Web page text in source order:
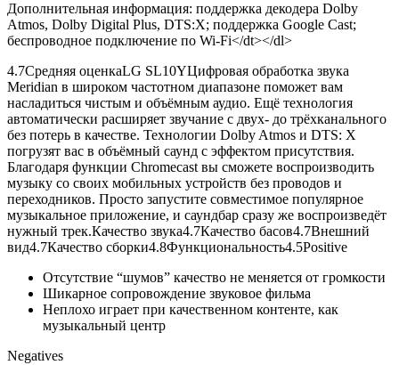
Дополнительная информация: поддержка декодера Dolby
Atmos, Dolby Digital Plus, DTS:X; поддержка Google Cast;
беспроводное подключение по Wi-Fi</dt></dl>
4.7Средняя оценкаLG SL10YЦифровая обработка звука
Meridian в широком частотном диапазоне поможет вам
насладиться чистым и объёмным аудио. Ещё технология
автоматически расширяет звучание с двух- до трёхканального
без потерь в качестве. Технологии Dolby Atmos и DTS: X
погрузят вас в объёмный саунд с эффектом присутствия.
Благодаря функции Chromecast вы сможете воспроизводить
музыку со своих мобильных устройств без проводов и
переходников. Просто запустите совместимое популярное
музыкальное приложение, и саундбар сразу же воспроизведёт
нужный трек.Качество звука4.7Качество басов4.7Внешний
вид4.7Качество сборки4.8Функциональность4.5Positive
Отсутствие “шумов” качество не меняется от громкости
Шикарное сопровождение звуковое фильма
Неплохо играет при качественном контенте, как
музыкальный центр
Negatives